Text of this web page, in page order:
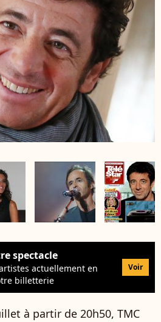
spectacle
actuellement en
billetterie
Voir
à partir de 20h50, TMC